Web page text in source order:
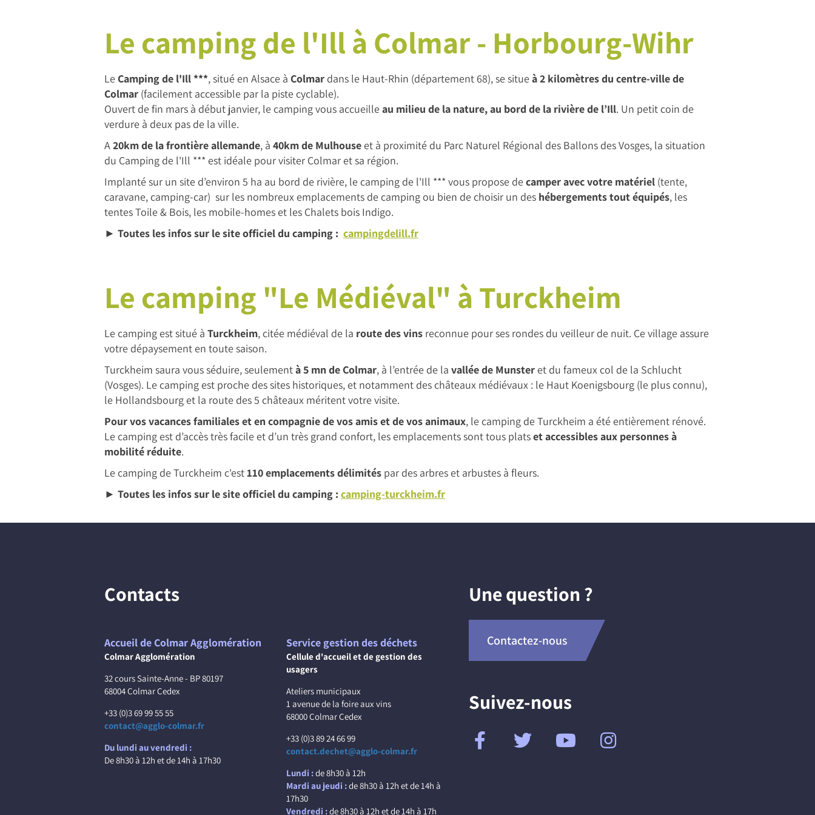
Le camping de l'Ill à Colmar - Horbourg-Wihr
Le Camping de l'Ill ***, situé en Alsace à Colmar dans le Haut-Rhin (département 68), se situeà 2 kilomètres du centre-ville de
Colmar (facilement accessible par la piste cyclable).
Ouvert de fin mars à début janvier, le camping vous accueilleau milieu de la nature, au bord de la rivière de l’Ill. Un petit coin de
verdure à deux pas de la ville.
A20km de la frontière allemande, à 40km de Mulhouseet à proximité du Parc Naturel Régional des Ballons des Vosges, la situation
du Camping de l'Ill *** est idéale pour visiter Colmar et sa région.
Implanté sur un site d’environ 5 ha au bord de rivière, le camping de l'Ill *** vous propose decamper avec votre matériel (tente,
caravane, camping-car) sur les nombreux emplacements de camping ou bien de choisir un des hébergements tout équipés, les
tentes Toile & Bois, les mobile-homes et les Chalets bois Indigo.
► Toutes les infos sur le site officiel du camping : ​ campingdelill.fr
Le camping "Le Médiéval" à Turckheim
Le camping est situé à Turckheim, citée médiéval de la route des vins reconnue pour ses rondes du veilleur de nuit. Ce village assure
votre dépaysement en toute saison.
Turckheim saura vous séduire, seulementà 5 mn de Colmar, à l’entrée de la vallée de Munsteret du fameux col de la Schlucht
(Vosges). Le camping est proche des sites historiques, et notamment des châteaux médiévaux : le Haut Koenigsbourg (le plus connu),
le Hollandsbourg et la route des 5 châteaux méritent votre visite.
Pour vos vacances familiales et en compagnie de vos amis et de vos animaux, le camping de Turckheim a été entièrement rénové.
Le camping est d’accès très facile et d’un très grand confort, les emplacements sont tous platset accessibles aux personnes à
mobilité réduite.
Le camping de Turckheim c'est110 emplacements délimités par des arbres et arbustes à fleurs.
► Toutes les infos sur le site officiel du camping : camping-turckheim.fr
Contacts
Accueil de Colmar Agglomération
Colmar Agglomération
32 cours Sainte-Anne - BP 80197
68004 Colmar Cedex
+33 (0)3 69 99 55 55
contact@agglo-colmar.fr
Du lundi au vendredi :
De 8h30 à 12h et de 14h à 17h30
Service gestion des déchets
Cellule d'accueil et de gestion des
usagers
Ateliers municipaux
1 avenue de la foire aux vins
68000 Colmar Cedex
+33 (0)3 89 24 66 99
contact.dechet@agglo-colmar.fr
Lundi :de 8h30 à 12h
Mardi au jeudi :de 8h30 à 12h et de 14h à
17h30
Vendredi :de 8h30 à 12h et de 14h à 17h
Une question ?
Contactez-nous
Suivez-nous